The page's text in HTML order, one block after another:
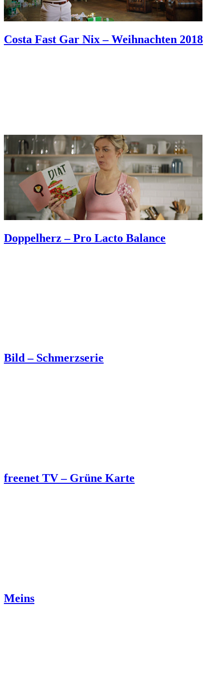
Costa Fast Gar Nix – Weihnachten 2018
Doppelherz – Pro Lacto Balance
Bild – Schmerzserie
freenet TV – Grüne Karte
Meins